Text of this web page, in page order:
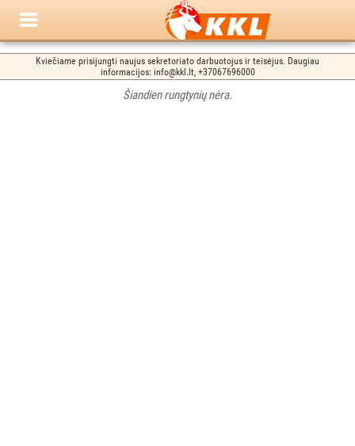
Kviečiame prisijungti naujus sekretoriato darbuotojus ir teisėjus. Daugiau
informacijos: info@kkl.lt, +37067696000
Šiandien rungtynių nėra.